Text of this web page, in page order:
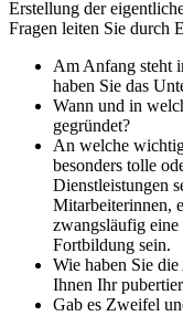
Erstellung der
Fragen leiten Sie durch
Am Anfang steht
haben Sie das
Wann und in
gegründet?
An welche
besonders tolle
Dienstleistungen
Mitarbeiterinnen,
zwangsläufig
Fortbildung sein.
Wie haben Sie
Ihnen Ihr
Gab es Zweifel